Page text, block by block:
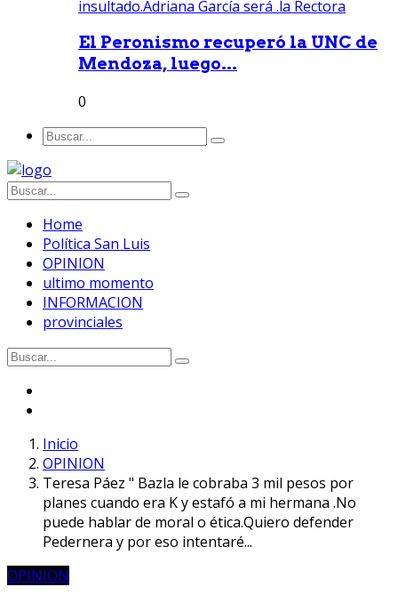
El Peronismo recuperó la UNC de
Mendoza, luego...
0
Home
Política San Luis
OPINION
ultimo momento
INFORMACION
provinciales
Inicio
OPINION
Teresa Páez " Bazla le cobraba 3 mil pesos por
planes cuando era K y estafó a mi hermana .No
puede hablar de moral o ética.Quiero defender
Pedernera y por eso intentaré...
OPINION